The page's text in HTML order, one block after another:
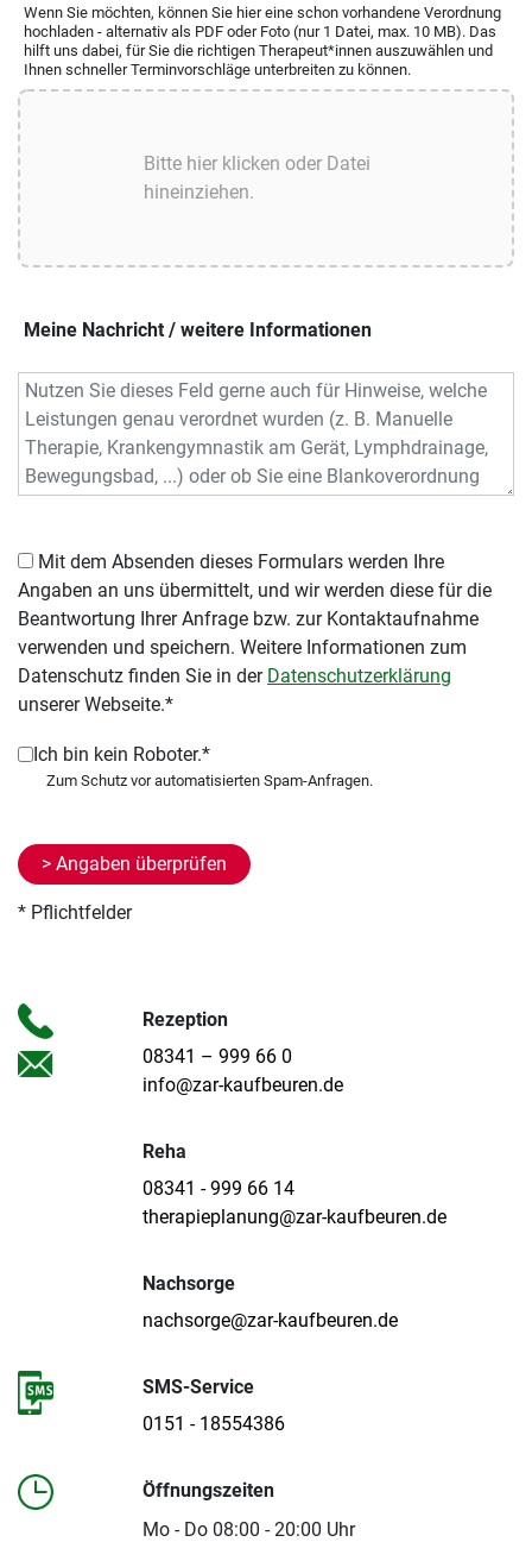
Wenn Sie möchten, können Sie hier eine schon vorhandene Verordnung
hochladen - alternativ als PDF oder Foto (nur 1 Datei, max. 10 MB). Das
hilft uns dabei, für Sie die richtigen Therapeut*innen auszuwählen und
Ihnen schneller Terminvorschläge unterbreiten zu können.
Meine Nachricht / weitere Informationen
Angaben an uns übermittelt, und wir werden diese für die
Beantwortung Ihrer Anfrage bzw. zur Kontaktaufnahme
verwenden und speichern. Weitere Informationen zum
Datenschutz finden Sie in der Datenschutzerklärung
unserer Webseite.*
Ich bin kein Roboter.*
* Pflichtfelder
Rezeption
08341 – 999 66 0
info@zar-kaufbeuren.de
Reha
08341 - 999 66 14
therapieplanung@zar-kaufbeuren.de
Nachsorge
nachsorge@zar-kaufbeuren.de
Öffnungszeiten
Mo - Do 08:00 - 20:00 Uhr
SMS-Service
0151 - 18554386